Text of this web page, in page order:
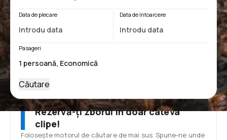
Data de plecare Data de întoarcere
Pasageri
Căutare
Rezervă-ți zborul în doar câteva
clipe!
Folosește motorul de căutare de mai sus. Spune-ne unde